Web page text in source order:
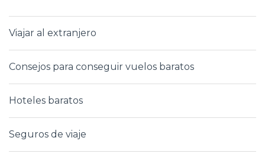
Viajar al extranjero
Consejos para conseguir vuelos baratos
Hoteles baratos
Seguros de viaje